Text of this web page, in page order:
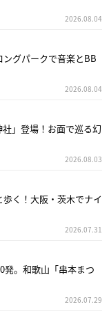
2026.08.04
グパークで音楽とBB
2026.08.04
」登場！お面で巡る幻
2026.08.03
く！大阪・茨木でナイ
2026.07.31
発。和歌山「串本まつ
2026.07.29